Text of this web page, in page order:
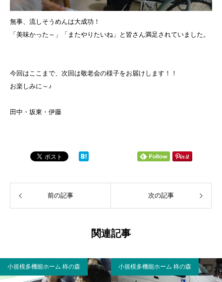
無事、流しそうめんは大成功！
「美味かった～」「またやりたいね」と皆さん満足されていました。
今回はここまで、次回は敬老会の様子をお届けします！！
お楽しみに～♪
田中・坂東・伊藤
前の記事 次の記事
関連記事
小規模多機能ホーム 柊の森 小規模多機能ホーム 柊の森